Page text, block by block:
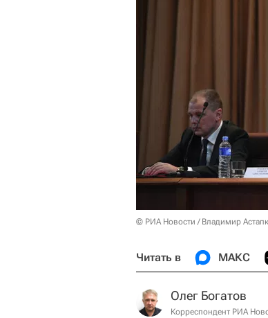
© РИА Новости / Владимир
Читать в МАКС
Олег Богатов
Корреспондент РИА